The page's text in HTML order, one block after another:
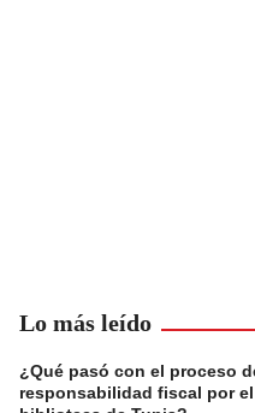
Lo más leído
¿Qué pasó con el proceso
responsabilidad fiscal por